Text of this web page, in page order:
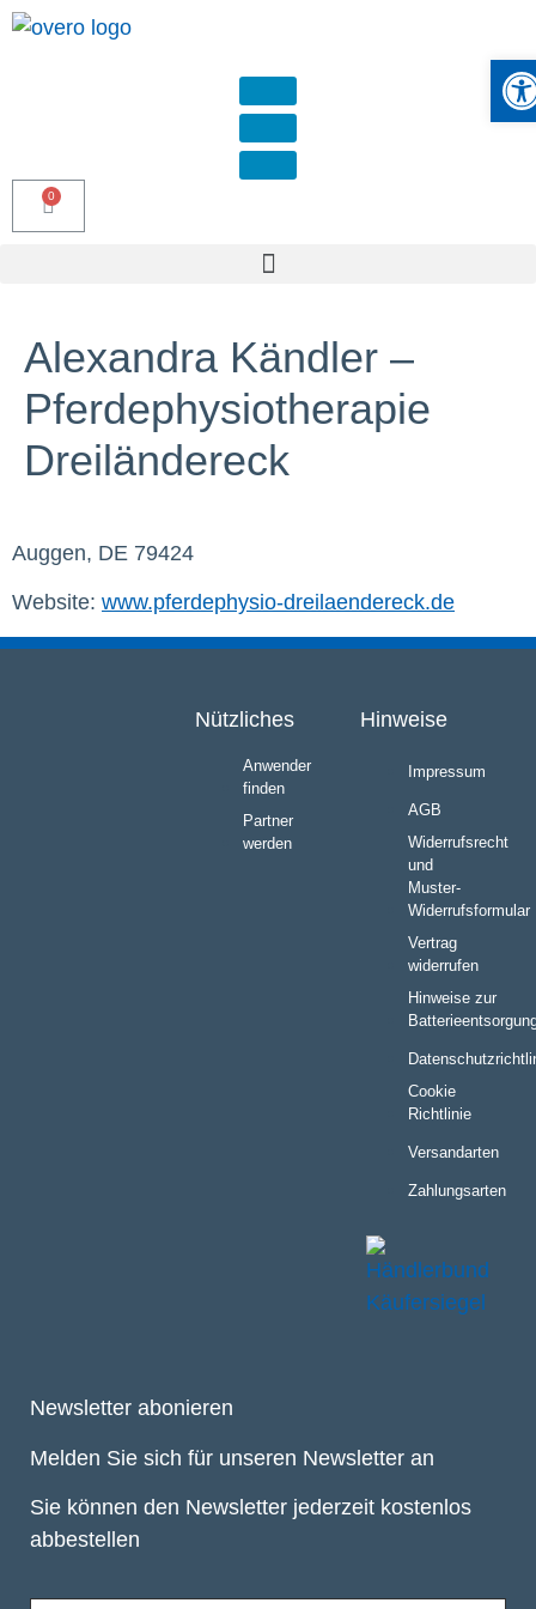
Alexandra Kändler –
Pferdephysiotherapie
Dreiländereck
Auggen, DE 79424
Website: www.pferdephysio-dreilaendereck.de
Nützliches
Anwender
finden
Partner
werden
Hinweise
Impressum
AGB
Widerrufsrecht
und
Muster-
Widerrufsformular
Vertrag
widerrufen
Hinweise zur
Cookie
Richtlinie
Versandarten
Zahlungsarten
Newsletter abonieren
Melden Sie sich für unseren Newsletter an
Sie können den Newsletter jederzeit kostenlos
abbestellen